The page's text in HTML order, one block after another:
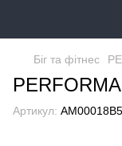
Біг та фітнес
Артикул: